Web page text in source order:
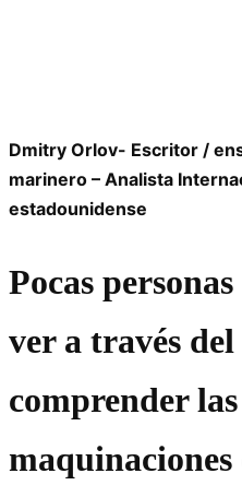
Dmitry Orlov- Escritor /
marinero – Analista
estadounidense
Pocas
ver a través
comprender
maquinaciones